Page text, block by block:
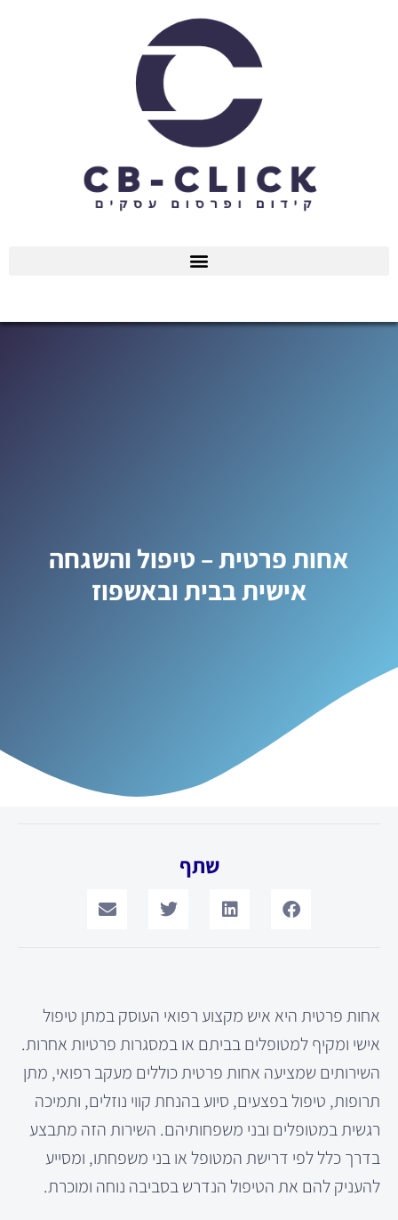
אחות פרטית – טיפול והשגחה
אישית בבית ובאשפוז
שתף
אחות פרטית היא איש מקצוע רפואי העוסק במתן טיפול
אישי ומקיף למטופלים בביתם או במסגרות פרטיות אחרות.
השירותים שמציעה אחות פרטית כוללים מעקב רפואי, מתן
תרופות, טיפול בפצעים, סיוע בהנחת קווי נוזלים, ותמיכה
רגשית במטופלים ובני משפחותיהם. השירות הזה מתבצע
בדרך כלל לפי דרישת המטופל או בני משפחתו, ומסייע
להעניק להם את הטיפול הנדרש בסביבה נוחה ומוכרת.